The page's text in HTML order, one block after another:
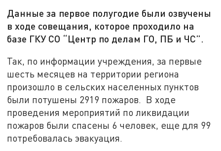
Данные за первое полугодие были озвучены
в ходе совещания, которое проходило на
базе ГКУ СО “Центр по делам ГО, ПБ и ЧС”.
Так, по информации учреждения, за первые
шесть месяцев на территории региона
произошло в сельских населенных пунктов
были потушены 2919 пожаров. В ходе
проведения мероприятий по ликвидации
пожаров были спасены 6 человек, еще для 99
потребовалась эвакуация.